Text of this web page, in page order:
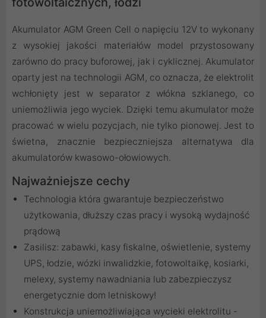
Akumulator AGM Green Cell o napięciu 12V to wykonany
z wysokiej jakości materiałów model przystosowany
zarówno do pracy buforowej, jak i cyklicznej. Akumulator
oparty jest na technologii AGM, co oznacza, że elektrolit
wchłonięty jest w separator z włókna szklanego, co
uniemożliwia jego wyciek. Dzięki temu akumulator może
pracować w wielu pozycjach, nie tylko pionowej. Jest to
świetna, znacznie bezpieczniejsza alternatywa dla
akumulatorów kwasowo-ołowiowych.
Najważniejsze cechy
Technologia która gwarantuje bezpieczeństwo
użytkowania, dłuższy czas pracy i wysoką wydajność
prądową
Zasilisz: zabawki, kasy fiskalne, oświetlenie, systemy
UPS, łodzie, wózki inwalidzkie, fotowoltaikę, kosiarki,
melexy, systemy nawadniania lub zabezpieczysz
energetycznie dom letniskowy!
Konstrukcja uniemożliwiająca wycieki elektrolitu -